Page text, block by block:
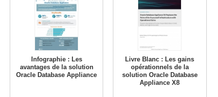
Infographie : Les
avantages de la solution
Oracle Database Appliance
Livre Blanc : Les gains
opérationnels de la
solution Oracle Database
Appliance X8